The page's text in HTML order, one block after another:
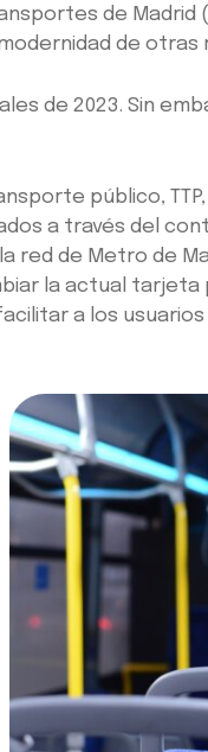
de
de otras
de 2023. Sin
público,
a través del
red de Metro de
la actual
a los